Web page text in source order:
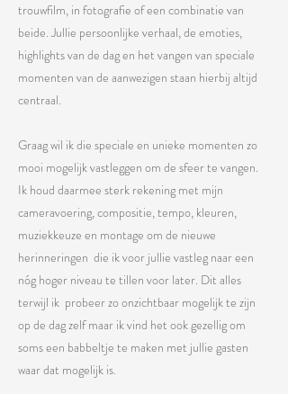
trouwfilm, in fotografie of een combinatie van
beide. Jullie persoonlijke verhaal, de emoties,
highlights van de dag en het vangen van speciale
momenten van de aanwezigen staan hierbij altijd
centraal.
Graag wil ik die speciale en unieke momenten zo
mooi mogelijk vastleggen om de sfeer te vangen.
Ik houd daarmee sterk rekening met mijn
cameravoering, compositie, tempo, kleuren,
muziekkeuze en montage om de nieuwe
herinneringen die ik voor jullie vastleg naar een
nóg hoger niveau te tillen voor later. Dit alles
terwijl ik probeer zo onzichtbaar mogelijk te zijn
op de dag zelf maar ik vind het ook gezellig om
soms een babbeltje te maken met jullie gasten
waar dat mogelijk is.